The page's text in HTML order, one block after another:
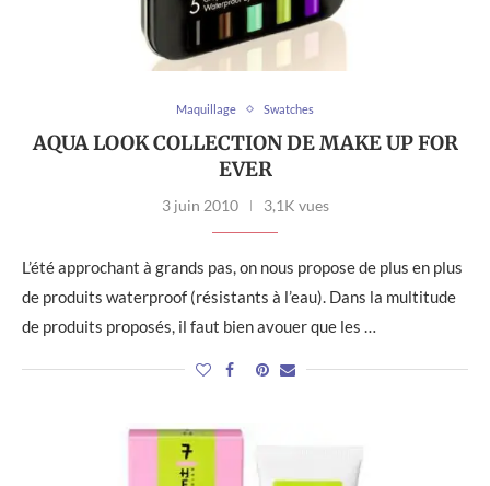
Maquillage Swatches
AQUA LOOK COLLECTION DE MAKE UP FOR
EVER
3 juin 2010 3,1K vues
L’été approchant à grands pas, on nous propose de plus en plus
de produits waterproof (résistants à l’eau). Dans la multitude
de produits proposés, il faut bien avouer que les …